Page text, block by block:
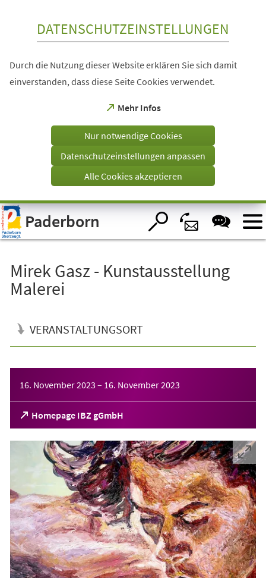
Visuelle
Assistenzsoftware
öffnen.
DATENSCHUTZEINSTELLUNGEN
Durch die Nutzung dieser Website erklären Sie sich damit
einverstanden, dass diese Seite Cookies verwendet.
Mehr Infos
(Öffnet
einem
Tab)
Nur notwendige Cookies
Datenschutzeinstellungen anpassen
Alle Cookies akzeptieren
Paderborn
Mirek Gasz - Kunstausstellung
Malerei
VERANSTALTUNGSORT
16. November 2023 – 16. November 2023
Homepage IBZ gGmbH
(Öffnet
in
einem
neuen